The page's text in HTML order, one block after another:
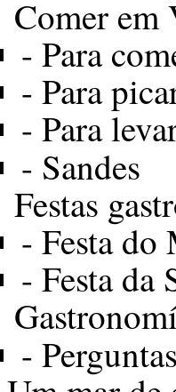
Comer em
- Para
- Para
- Para
- Sandes
Festas
- Festa do
- Festa da
-